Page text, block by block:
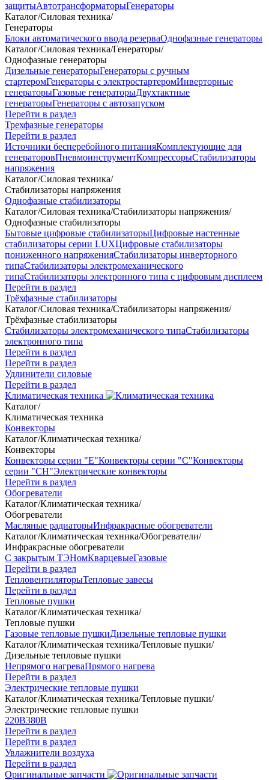
защитыАвтотрансформаторыГенераторы
Каталог/Силовая техника/
Генераторы
Блоки автоматического ввода резерваОднофазные генераторы
Каталог/Силовая техника/Генераторы/
Однофазные генераторы
Дизельные генераторыГенераторы с ручным
стартеромГенераторы с электростартеромИнверторные
генераторыГазовые генераторыДвухтактные
генераторыГенераторы с автозапуском
Перейти в раздел
Трехфазные генераторы
Перейти в раздел
Источники бесперебойного питанияКомплектующие для
генераторовПневмоинструментКомпрессорыСтабилизаторы
напряжения
Каталог/Силовая техника/
Стабилизаторы напряжения
Однофазные стабилизаторы
Каталог/Силовая техника/Стабилизаторы напряжения/
Однофазные стабилизаторы
Бытовые цифровые стабилизаторыЦифровые настенные
стабилизаторы серии LUXЦифровые стабилизаторы
пониженного напряженияСтабилизаторы инверторного
типаСтабилизаторы электромеханического
типаСтабилизаторы электронного типа с цифровым дисплеем
Перейти в раздел
Трёхфазные стабилизаторы
Каталог/Силовая техника/Стабилизаторы напряжения/
Трёхфазные стабилизаторы
Стабилизаторы электромеханического типаСтабилизаторы
электронного типа
Перейти в раздел
Перейти в раздел
Удлинители силовые
Перейти в раздел
Климатическая техника
Каталог/
Климатическая техника
Конвекторы
Каталог/Климатическая техника/
Конвекторы
Конвекторы серии "Е"Конвекторы серии "С"Конвекторы
серии "СН"Электрические конвекторы
Перейти в раздел
Обогреватели
Каталог/Климатическая техника/
Обогреватели
Масляные радиаторыИнфракрасные обогреватели
Каталог/Климатическая техника/Обогреватели/
Инфракрасные обогреватели
С закрытым ТЭНомКварцевыеГазовые
Перейти в раздел
ТепловентиляторыТепловые завесы
Перейти в раздел
Тепловые пушки
Каталог/Климатическая техника/
Тепловые пушки
Газовые тепловые пушкиДизельные тепловые пушки
Каталог/Климатическая техника/Тепловые пушки/
Дизельные тепловые пушки
Непрямого нагреваПрямого нагрева
Перейти в раздел
Электрические тепловые пушки
Каталог/Климатическая техника/Тепловые пушки/
Электрические тепловые пушки
220В380В
Перейти в раздел
Перейти в раздел
Увлажнители воздуха
Перейти в раздел
Оригинальные запчасти